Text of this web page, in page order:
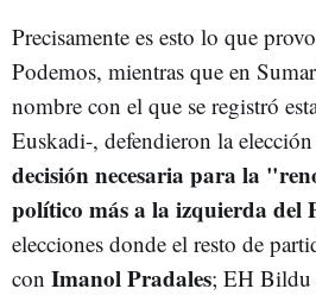
Precisamente es esto lo que
Podemos, mientras que en
nombre con el que se registró
Euskadi-, defendieron la
decisión necesaria para la
político más a la izquierda del
elecciones donde el resto de
con Imanol Pradales; EH Bildu